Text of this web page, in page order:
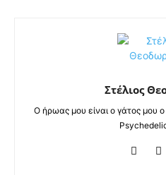
Στέλιος
Ο ήρωας μου είναι ο γάτος μου